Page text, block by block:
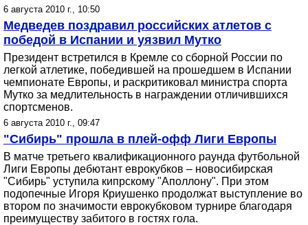
6 августа 2010 г., 10:50
Медведев поздравил российских атлетов с
победой в Испании и уязвил Мутко
Президент встретился в Кремле со сборной России по
легкой атлетике, победившей на прошедшем в Испании
чемпионате Европы, и раскритиковал министра спорта
Мутко за медлительность в награждении отличившихся
спортсменов.
6 августа 2010 г., 09:47
"Сибирь" прошла в плей-офф Лиги Европы
В матче третьего квалификационного раунда футбольной
Лиги Европы дебютант еврокубков – новосибирская
"Сибирь" уступила кипрскому "Аполлону". При этом
подопечные Игоря Криушенко продолжат выступление во
втором по значимости еврокубковом турнире благодаря
преимуществу забитого в гостях гола.